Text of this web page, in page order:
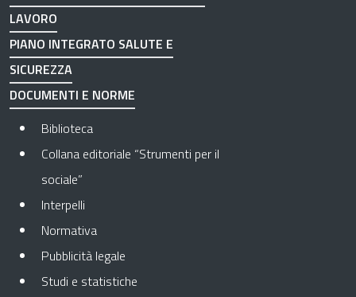
LAVORO
PIANO INTEGRATO SALUTE E
SICUREZZA
DOCUMENTI E NORME
Biblioteca
Collana editoriale “Strumenti per il
sociale”
Interpelli
Normativa
Pubblicità legale
Studi e statistiche